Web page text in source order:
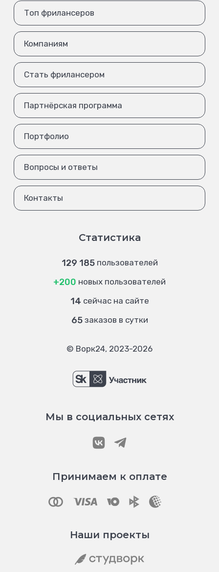
Топ фрилансеров
Компаниям
Стать фрилансером
Партнёрская программа
Портфолио
Вопросы и ответы
Контакты
Статистика
129 185 пользователей
+200 новых пользователей
14 сейчас на сайте
65 заказов в сутки
© Ворк24, 2023-2026
Мы в социальных сетях
Принимаем к оплате
Наши проекты